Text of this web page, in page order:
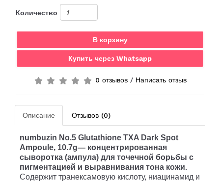
Количество
В корзину
Купить через Whatsapp
0 отзывов/ Написать отзыв
Описание Отзывов (0)
numbuzin No.5 Glutathione TXA Dark Spot
Ampoule, 10.7g— концентрированная
сыворотка (ампула) для точечной борьбы с
пигментацией и выравнивания тона кожи.
Содержит транексамовую кислоту, ниацинамид и